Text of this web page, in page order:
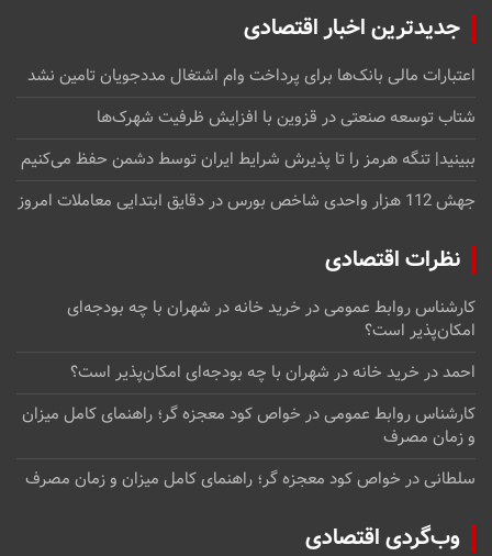
جدیدترین اخبار اقتصادی
اعتبارات مالی بانک‌ها برای پرداخت وام اشتغال مددجویان تامین نشد
شتاب توسعه صنعتی در قزوین با افزایش ظرفیت شهرک‌ها
ببینید| تنگه هرمز را تا پذیرش شرایط ایران توسط دشمن حفظ می‌کنیم
جهش 112 هزار واحدی شاخص بورس در دقایق ابتدایی معاملات امروز
نظرات اقتصادی
کارشناس روابط عمومیدرخرید خانه در شهران با چه بودجه‌ای
امکان‌پذیر است؟
احمددرخرید خانه در شهران با چه بودجه‌ای امکان‌پذیر است؟
کارشناس روابط عمومیدرخواص کود معجزه گر؛ راهنمای کامل میزان
و زمان مصرف
سلطانیدرخواص کود معجزه گر؛ راهنمای کامل میزان و زمان مصرف
وب‌گردی اقتصادی